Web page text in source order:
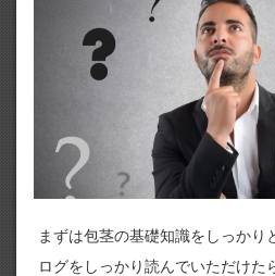
まずは包茎の基礎知識をしっかり
ログをしっかり読んでいただけた